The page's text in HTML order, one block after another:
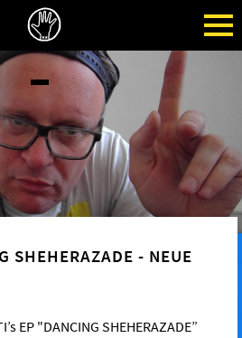
SHEHERAZADE - NEUE
EP "DANCING SHEHERAZADE”